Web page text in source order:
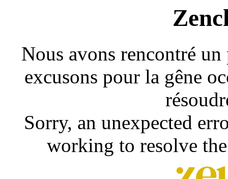
Nous avons rencontré
excusons pour la gêne
Sorry, an unexpected
working to resolve